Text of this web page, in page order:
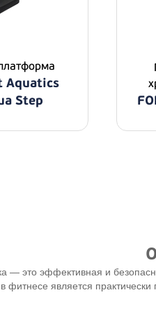
Aquatics
Step
— это эффективная и
фитнесе является практически